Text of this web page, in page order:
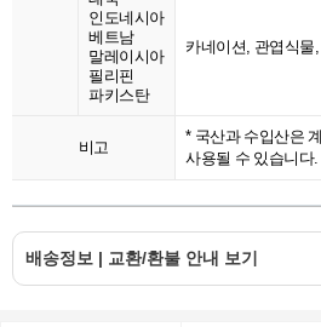
인도네시아
베트남
말레이시아
필리핀
파키스탄
카네이션, 관엽식물
비고
* 국산과 수입산은
사용될 수 있습니다.
배송정보 | 교환/환불 안내 보기